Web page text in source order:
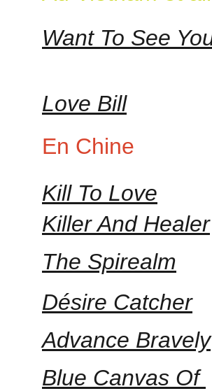
Want To See
Love Bill
En Chine
Désire Catcher
Killer And Healer
The Spirealm
Advance Bravely
Blue Canvas Of
Kill To Love